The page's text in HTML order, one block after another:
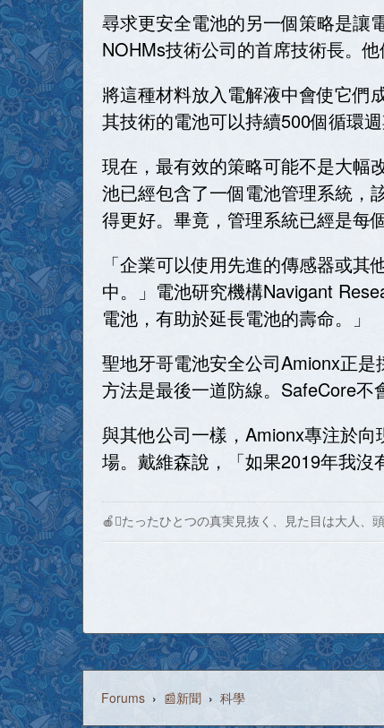
尋求更安全電池的另一個策略是讓
NOHMs技術公司的首席技術長。
將這種材料放入電解液中會使它們
其技術的電池可以持續500個循環週
現在，最有效的策略可能不是大幅
池已經包含了一個電池管理系統，
得更好。畢竟，管理系統已經是每
「企業可以使用先進的傳感器或
中。」電池研究機構Navigant
電池，有助於延長電池的壽命。」
聖地牙哥電池安全公司Amionx正
方法是最後一道防線。SafeCore不
與其他公司一樣，Amionx專注於
場。戴維森說，「如果2019年我沒
🍎たったひとつの真実見抜く、見た目は大人、
Forums › 📰新聞 › 科學